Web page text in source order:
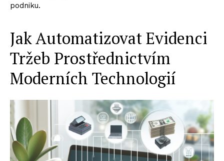
podniku.
Jak Automatizovat Evidenci
Tržeb Prostřednictvím
Moderních Technologií